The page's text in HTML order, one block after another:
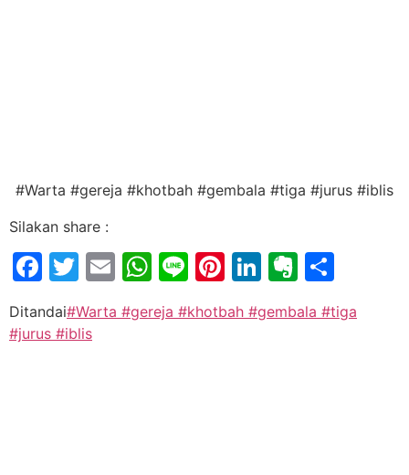
#Warta #gereja #khotbah #gembala #tiga #jurus #iblis
Silakan share :
Facebook
Twitter
EmailWhatsApp
LinePinterest
LinkedIn
Ditandai#Warta #gereja #khotbah #gembala #tiga
#jurus #iblis